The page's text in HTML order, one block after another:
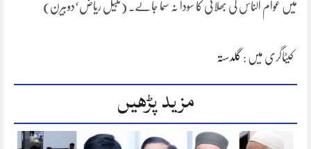
میں عوام اُلناس کی بھلائی کا سودا نہ سما جائے۔ (نبیل ریاض‘دوبیرن)
کیٹاگری میں : گلدستہ
مزید پڑھیں